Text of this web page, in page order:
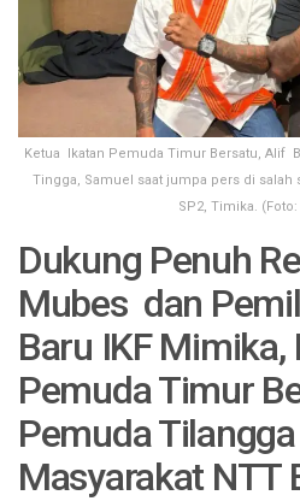
Ketua Ikatan Pemuda Timur Bersatu, Alif
Tingga, Samuel saat jumpa pers di salah
SP2, Timika.
Dukung Penuh
Mubes dan
Baru IKF Mimika,
Pemuda Timur
Pemuda
Masyarakat NTT